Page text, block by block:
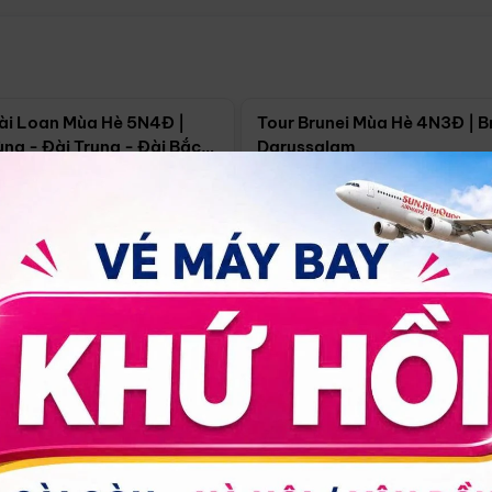
Loan Mùa Hè 5N4Đ |
- Đài Trung - Đài Bắc
18/09
Tour Brunei Mùa Hè 4N3Đ |
Darussalam
Hồ Chí Minh 4N3Đ
30/08 17/09 24/09
14.499.000đ Xem chi